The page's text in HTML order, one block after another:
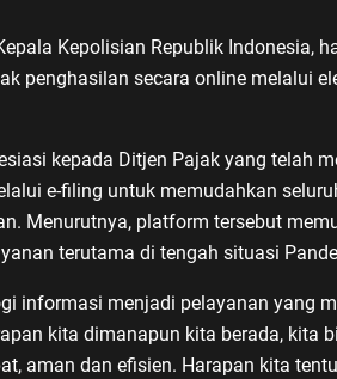
Kepolisian Republik Indonesia,
penghasilan secara online melalui
kepada Ditjen Pajak yang telah
e-filing untuk memudahkan
Menurutnya, platform tersebut
terutama di tengah situasi
informasi menjadi pelayanan yang
kita dimanapun kita berada, kita
aman dan efisien. Harapan kita